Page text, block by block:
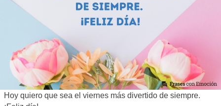
Hoy quiero que sea el viernes más divertido de siempre.